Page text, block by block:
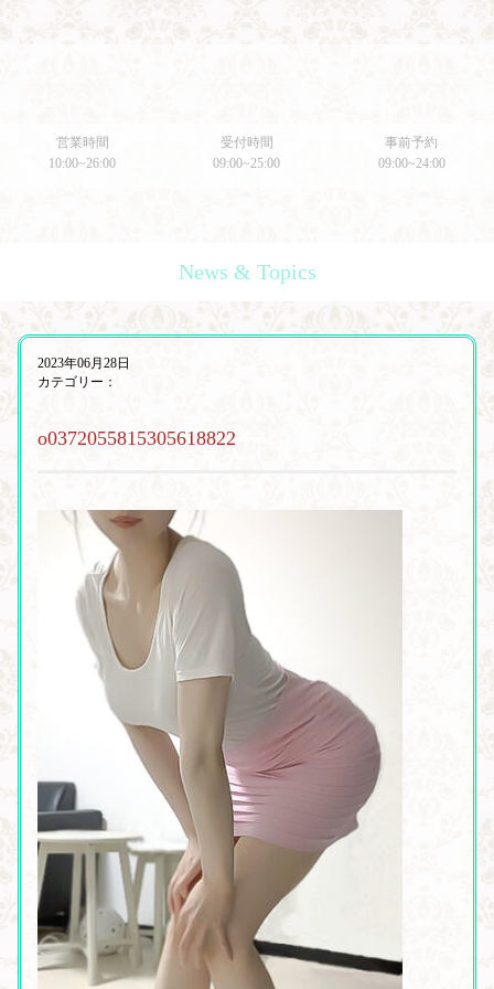
営業時間
10:00~26:00
受付時間
09:00~25:00
事前予約
09:00~24:00
News & Topics
2023年06月28日
カテゴリー：
o0372055815305618822